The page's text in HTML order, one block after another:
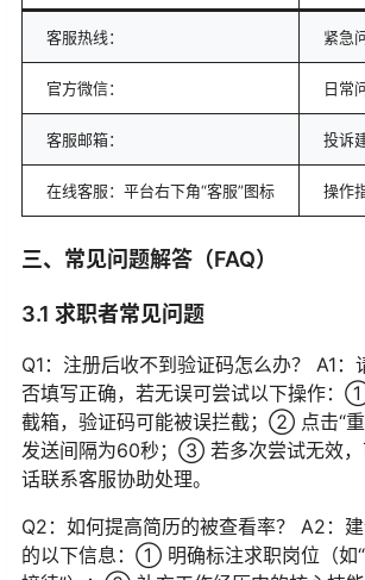
客服热线： 紧急
官方微信： 日常
客服邮箱： 投诉
在线客服：平台右下角“客服”图标 操作
三、常见问题解答（FAQ）
3.1 求职者常见问题
Q1：注册后收不到验证码怎么办？ A1：
否填写正确，若无误可尝试以下操作：
截箱，验证码可能被误拦截；② 点击“
发送间隔为60秒；③ 若多次尝试无效，
话联系客服协助处理。
Q2：如何提高简历的被查看率？ A2：
的以下信息：① 明确标注求职岗位（如